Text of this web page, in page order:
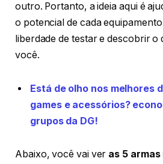
outro. Portanto, a ideia aqui é
o potencial de cada
liberdade de testar e descobrir o
você.
Está de olho nos melhores
games e acessórios?
grupos da DG!
Abaixo, você vai ver as 5